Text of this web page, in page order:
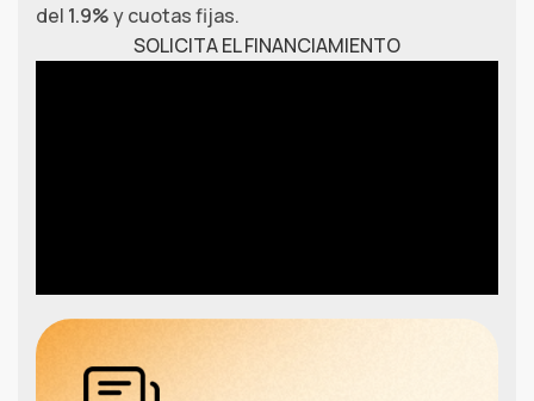
del 1.9%y cuotas fijas.
SOLICITA EL FINANCIAMIENTO